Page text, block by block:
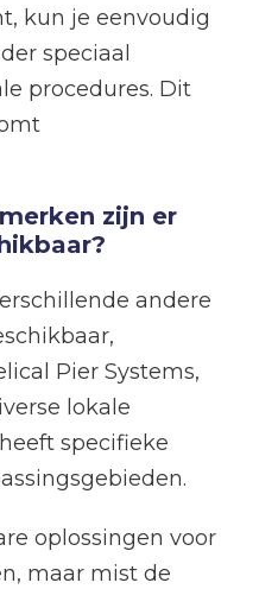
kun je eenvoudig
speciaal
procedures. Dit
zijn er
andere
Pier Systems,
lokale
specifieke
oplossingen voor
maar mist de